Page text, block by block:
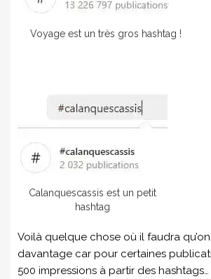
Voyage est un très gros hashtag !
Calanquescassis est un petit
hashtag
Voilà quelque chose où il faudra qu’on
davantage car pour certaines
500 impressions à partir des